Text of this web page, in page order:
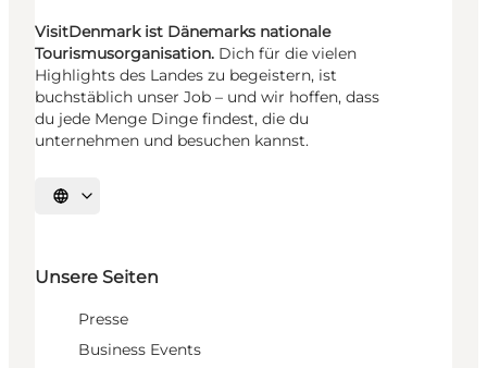
VisitDenmark ist Dänemarks nationale
Tourismusorganisation. Dich für die vielen
Highlights des Landes zu begeistern, ist
buchstäblich unser Job – und wir hoffen, dass
du jede Menge Dinge findest, die du
unternehmen und besuchen kannst.
Sprache auswählen
Unsere Seiten
Presse
Business Events